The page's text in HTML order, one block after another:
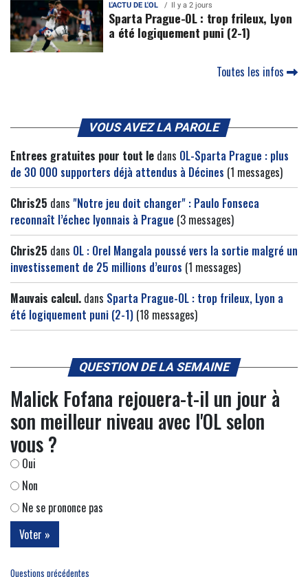
L'ACTU DE L'OL Il y a 2 jours
Sparta Prague-OL : trop frileux, Lyon
a été logiquement puni (2-1)
Toutes les infos
VOUS AVEZ LA PAROLE
Entrees gratuites pour tout le dans OL-Sparta Prague : plus
de 30 000 supporters déjà attendus à Décines (1 messages)
Chris25 dans "Notre jeu doit changer" : Paulo Fonseca
reconnaît l’échec lyonnais à Prague (3 messages)
Chris25 dans OL : Orel Mangala poussé vers la sortie malgré un
investissement de 25 millions d’euros (1 messages)
Mauvais calcul. dans Sparta Prague-OL : trop frileux, Lyon a
été logiquement puni (2-1) (18 messages)
QUESTION DE LA SEMAINE
Malick Fofana rejouera-t-il un jour à
son meilleur niveau avec l'OL selon
vous ?
Oui
Non
Ne se prononce pas
Questions précédentes